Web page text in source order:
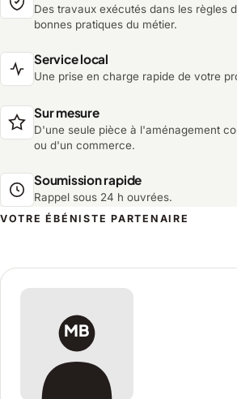
Des travaux exécutés dans les règles
bonnes pratiques du métier.
Service local
Une prise en charge rapide de votre
Sur mesure
D'une seule pièce à l'aménagement
ou d'un commerce.
Soumission rapide
Rappel sous 24 h ouvrées.
VOTRE ÉBÉNISTE PARTENAIRE
MB